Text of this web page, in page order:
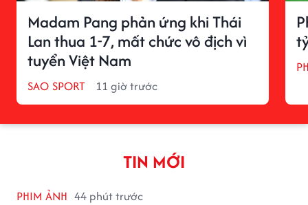
Madam Pang phản ứng khi Thái
Lan thua 1-7, mất chức vô địch vì
tuyển Việt Nam
SAO SPORT 11 giờ trước
TIN MỚI
PHIM ẢNH 44 phút trước